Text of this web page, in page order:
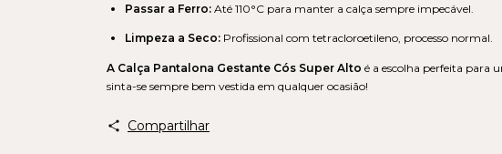
Passar a Ferro: Até 110°C para manter a calça sempre impecável.
Limpeza a Seco: Profissional com tetracloroetileno, processo normal.
A Calça Pantalona Gestante Cós Super Alto é a escolha perfeita para
sinta-se sempre bem vestida em qualquer ocasião!
Compartilhar